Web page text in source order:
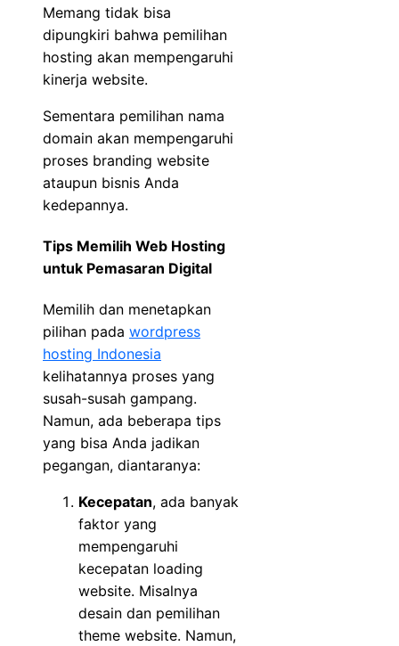
Memang tidak bisa
dipungkiri bahwa pemilihan
hosting akan mempengaruhi
kinerja website.
Sementara pemilihan nama
domain akan mempengaruhi
proses branding website
ataupun bisnis Anda
kedepannya.
Tips Memilih Web Hosting
untuk Pemasaran Digital
Memilih dan menetapkan
pilihan pada wordpress
hosting Indonesia
kelihatannya proses yang
susah-susah gampang.
Namun, ada beberapa tips
yang bisa Anda jadikan
pegangan, diantaranya:
Kecepatan, ada banyak
faktor yang
mempengaruhi
kecepatan loading
website. Misalnya
desain dan pemilihan
theme website. Namun,